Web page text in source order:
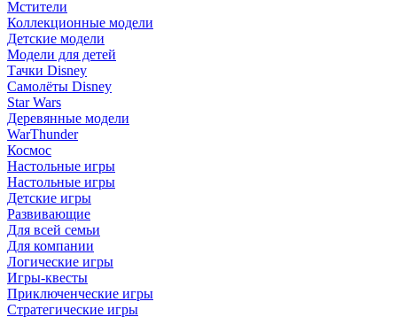
Мстители
Коллекционные модели
Детские модели
Модели для детей
Тачки Disney
Самолёты Disney
Star Wars
Деревянные модели
WarThunder
Космос
Настольные игры
Настольные игры
Детские игры
Развивающие
Для всей семьи
Для компании
Логические игры
Игры-квесты
Приключенческие игры
Стратегические игры